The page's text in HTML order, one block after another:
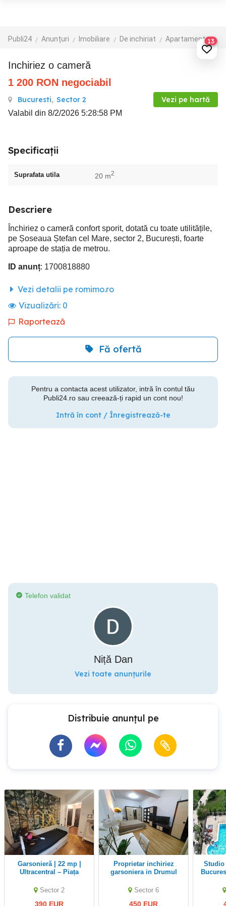
Publi24 Anunțuri Imobiliare De inchiriat Apartamente de inchiriat13
Inchiriez o cameră
1 200 RON negociabil
Bucuresti, Sector 2 Vezi pe hartă
Valabil din 8/2/2026 5:28:58 PM
Specificații
Suprafata utila 20 m2
Descriere
Închiriez o cameră confort sporit, dotată cu toate utilitățile,
pe Șoseaua Ștefan cel Mare, sector 2, București, foarte
aproape de stația de metrou.
ID anunț: 1700818880
Vezi detalii pe romimo.ro
Vizualizări: 0
Raportează
Fă ofertă
Pentru a contacta acest utilizator, intră în contul tău
Publi24.ro sau creează-ți rapid un cont nou!
Intră în cont / Înregistrează-te
Telefon validat
Niță Dan
Vezi toate anunțurile
Distribuie anunțul pe
Garsonieră | 22 mp |
Ultracentral – Piața
Sector 2
390 EUR
Proprietar inchiriez
garsoniera in Drumul
Sector 6
450 EUR
Studio dublu+gradina